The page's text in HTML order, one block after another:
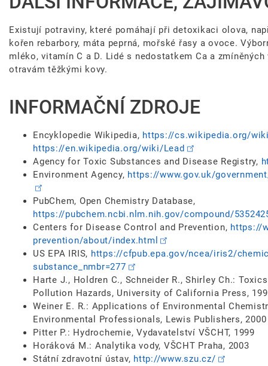
Existují potraviny, které pomáhají při detoxikaci olova,
kořen rebarbory, máta peprná, mořské řasy a ovoce.
mléko, vitamín C a D. Lidé s nedostatkem Ca a
otravám těžkými kovy.
INFORMAČNÍ ZDROJE
Encyklopedie Wikipedia, https://cs.wikipedia.org/
https://en.wikipedia.org/wiki/Lead
Agency for Toxic Substances and Disease Registry,
Environment Agency, https://www.gov.uk/
PubChem, Open Chemistry Database,
https://pubchem.ncbi.nlm.nih.gov/compound/
Centers for Disease Control and Prevention, https://
prevention/about/index.html
US EPA IRIS, https://cfpub.epa.gov/ncea/iris2/
substance_nmbr=277
Harte J., Holdren C., Schneider R., Shirley Ch.:
Pollution Hazards, University of California Press,
Weiner E. R.: Applications of Environmental
Environmental Professionals, Lewis Publishers, 2000
Pitter P.: Hydrochemie, Vydavatelství VŠCHT, 1999
Horáková M.: Analytika vody, VŠCHT Praha, 2003
Státní zdravotní ústav, http://www.szu.cz/